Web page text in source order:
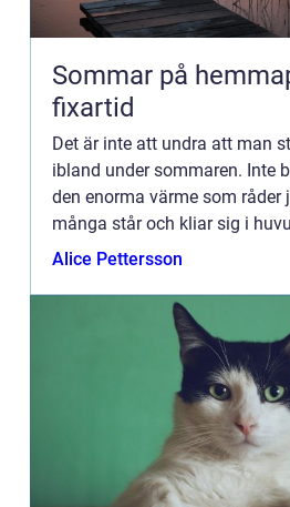
Sommar på
fixartid
Det är inte att undra att man
ibland under sommaren. Inte
den enorma värme som
många står och kliar sig i
”Vad gä...
Alice Pettersson